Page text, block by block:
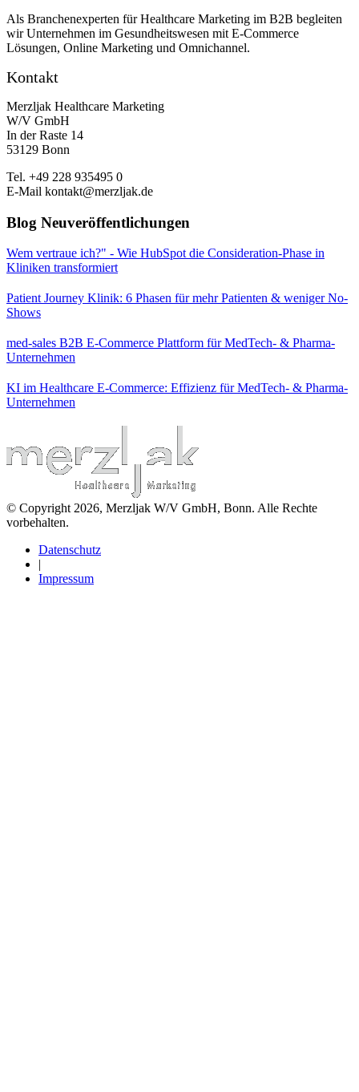
Als Branchenexperten für Healthcare Marketing im B2B begleiten
wir Unternehmen im Gesundheitswesen mit E-Commerce
Lösungen, Online Marketing und Omnichannel.
Kontakt
Merzljak Healthcare Marketing
W/V GmbH
In der Raste 14
53129 Bonn
Tel. +49 228 935495 0
E-Mail kontakt@merzljak.de
Blog Neuveröffentlichungen
Wem vertraue ich?" - Wie HubSpot die Consideration-Phase in
Kliniken transformiert
Patient Journey Klinik: 6 Phasen für mehr Patienten & weniger No-
Shows
med-sales B2B E-Commerce Plattform für MedTech- & Pharma-
Unternehmen
KI im Healthcare E-Commerce: Effizienz für MedTech- & Pharma-
Unternehmen
© Copyright 2026, Merzljak W/V GmbH, Bonn. Alle Rechte
vorbehalten.
Datenschutz
Impressum